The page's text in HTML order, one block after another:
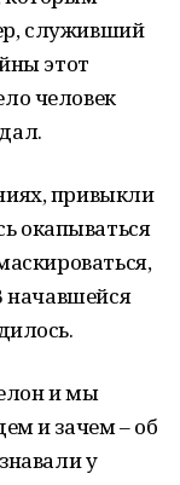
служивший
этот
человек
привыкли
окапываться
начавшейся
и мы
и зачем – об
у